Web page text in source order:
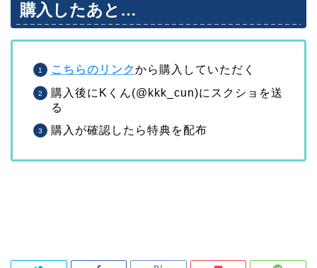
購入したあと…
こちらのリンクから購入していただく
購入後にKくん(@kkk_cun)にスクショを送
る
購入が確認したら特典を配布